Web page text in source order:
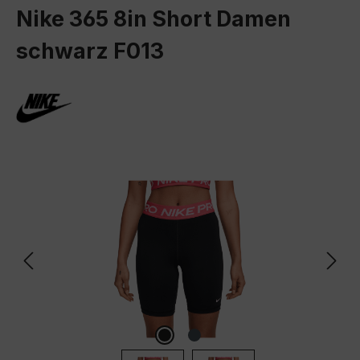
Nike 365 8in Short Damen
schwarz F013
Bildergalerie überspringen